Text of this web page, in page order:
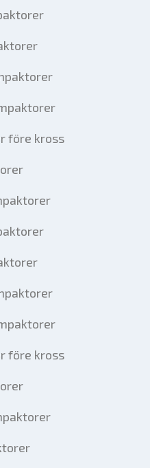
före kross
före kross